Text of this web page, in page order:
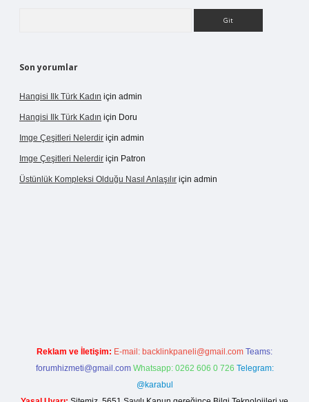
Son yorumlar
Hangisi Ilk Türk Kadın için admin
Hangisi Ilk Türk Kadın için Doru
Imge Çeşitleri Nelerdir için admin
Imge Çeşitleri Nelerdir için Patron
Üstünlük Kompleksi Olduğu Nasıl Anlaşılır için admin
Reklam ve İletişim: E-mail: backlinkpaneli@gmail.com Teams:
forumhizmeti@gmail.com Whatsapp: 0262 606 0 726 Telegram:
@karabul